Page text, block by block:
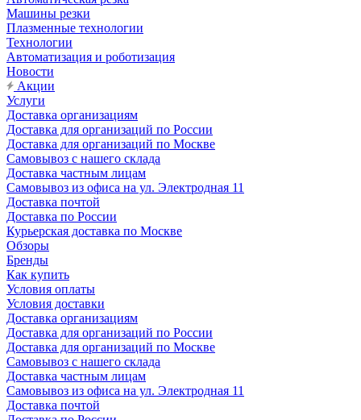
Машины резки
Плазменные технологии
Технологии
Автоматизация и роботизация
Новости
Акции
Услуги
Доставка организациям
Доставка для организаций по России
Доставка для организаций по Москве
Самовывоз с нашего склада
Доставка частным лицам
Самовывоз из офиса на ул. Электродная 11
Доставка почтой
Доставка по России
Курьерская доставка по Москве
Обзоры
Бренды
Как купить
Условия оплаты
Условия доставки
Доставка организациям
Доставка для организаций по России
Доставка для организаций по Москве
Самовывоз с нашего склада
Доставка частным лицам
Самовывоз из офиса на ул. Электродная 11
Доставка почтой